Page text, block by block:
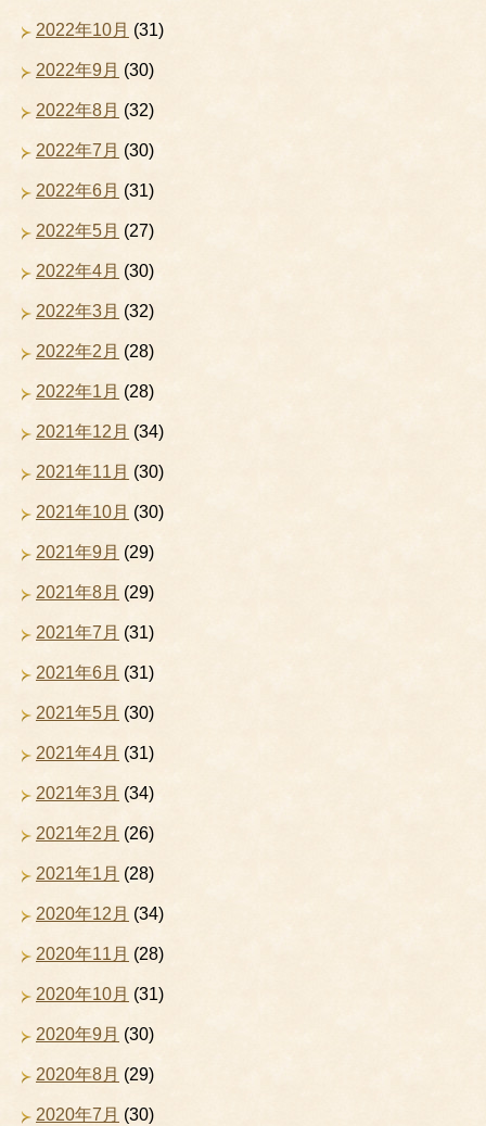
2022年10月 (31)
2022年9月 (30)
2022年8月 (32)
2022年7月 (30)
2022年6月 (31)
2022年5月 (27)
2022年4月 (30)
2022年3月 (32)
2022年2月 (28)
2022年1月 (28)
2021年12月 (34)
2021年11月 (30)
2021年10月 (30)
2021年9月 (29)
2021年8月 (29)
2021年7月 (31)
2021年6月 (31)
2021年5月 (30)
2021年4月 (31)
2021年3月 (34)
2021年2月 (26)
2021年1月 (28)
2020年12月 (34)
2020年11月 (28)
2020年10月 (31)
2020年9月 (30)
2020年8月 (29)
2020年7月 (30)